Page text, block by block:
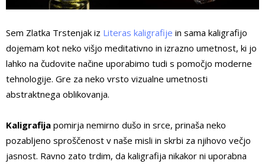
Sem Zlatka Trstenjak iz Literas kaligrafije in sama kaligrafijo
dojemam kot neko višjo meditativno in izrazno umetnost, ki jo
lahko na čudovite načine uporabimo tudi s pomočjo moderne
tehnologije. Gre za neko vrsto vizualne umetnosti
abstraktnega oblikovanja.
Kaligrafija pomirja nemirno dušo in srce, prinaša neko
pozabljeno sproščenost v naše misli in skrbi za njihovo večjo
jasnost. Ravno zato trdim, da kaligrafija nikakor ni uporabna